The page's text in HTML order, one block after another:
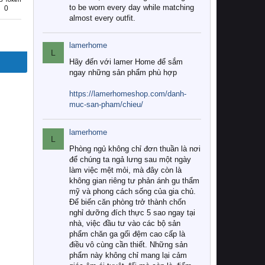
0
to be worn every day while matching
almost every outfit.
L
lamerhome
Hãy đến với lamer Home để sắm
ngay những sản phẩm phù hợp
https://lamerhomeshop.com/danh-
muc-san-pham/chieu/
L
lamerhome
Phòng ngủ không chỉ đơn thuần là nơi
để chúng ta ngả lưng sau một ngày
làm việc mệt mỏi, mà đây còn là
không gian riêng tư phản ánh gu thẩm
mỹ và phong cách sống của gia chủ.
Để biến căn phòng trở thành chốn
nghỉ dưỡng đích thực 5 sao ngay tại
nhà, việc đầu tư vào các bộ sản
phẩm chăn ga gối đệm cao cấp là
điều vô cùng cần thiết. Những sản
phẩm này không chỉ mang lại cảm